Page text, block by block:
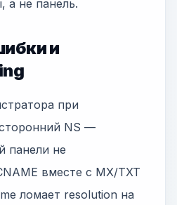
а не панель.
и
при
NS —
панели не
вместе с MX/TXT
ломает resolution на